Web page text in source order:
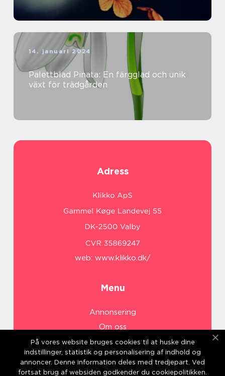
14. januari 2024
Palettblad Pinata: En färgglad och unik
växt för trädgården
Adress
web: www.klikko.dk/
Menu
Annonsering
Om oss
Cookies
Kontakta oss
Sitemap
På vores website bruges cookies til at huske dine
indstillinger, statistik og personalisering af indhold og
annoncer. Denne information deles med tredjepart. Ved
fortsat brug af websiden godkender du cookiepolitikken.